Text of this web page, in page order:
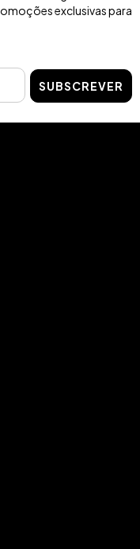
exclusivas para
SUBSCREVER